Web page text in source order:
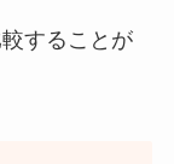
することが